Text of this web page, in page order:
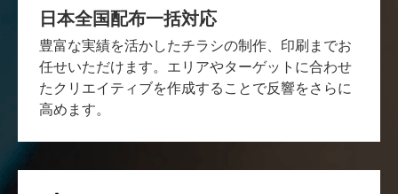
日本全国配布一括対応
豊富な実績を活かしたチラシの制作、印刷までお
任せいただけます。エリアやターゲットに合わせ
たクリエイティブを作成することで反響をさらに
高めます。